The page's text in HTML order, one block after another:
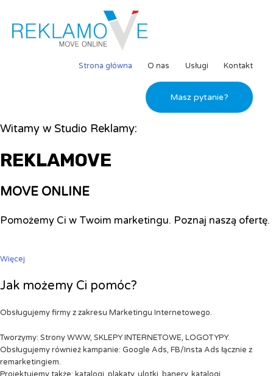
Strona główna O nas Usługi Kontakt
Masz pytanie?
Witamy w Studio Reklamy:
REKLAMOVE
MOVE ONLINE
Pomożemy Ci w Twoim marketingu. Poznaj naszą ofertę.
Więcej
Jak możemy Ci pomóc?
Obsługujemy firmy z zakresu Marketingu Internetowego.
Tworzymy: Strony WWW, SKLEPY INTERNETOWE, LOGOTYPY.
Obsługujemy również kampanie: Google Ads, FB/Insta Ads łącznie z
remarketingiem.
Projektujemy także: katalogi, plakaty, ulotki, banery, katalogi.